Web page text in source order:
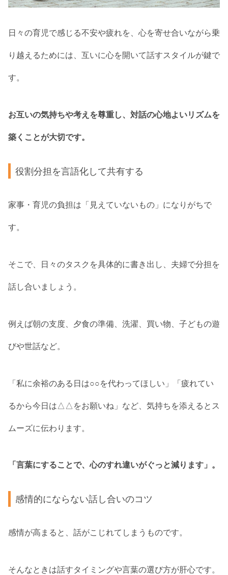
日々の育児で感じる不安や疲れを、心を寄せ合いながら乗
り越えるためには、互いに心を開いて話すスタイルが鍵で
す。
お互いの気持ちや考えを尊重し、対話の心地よいリズムを
築くことが大切です。
役割分担を言語化して共有する
家事・育児の負担は「見えていないもの」になりがちで
す。
そこで、日々のタスクを具体的に書き出し、夫婦で分担を
話し合いましょう。
例えば朝の支度、夕食の準備、洗濯、買い物、子どもの遊
びや世話など。
「私に余裕のある日は○○を代わってほしい」「疲れてい
るから今日は△△をお願いね」など、気持ちを添えるとス
ムーズに伝わります。
「言葉にすることで、心のすれ違いがぐっと減ります」。
感情的にならない話し合いのコツ
感情が高まると、話がこじれてしまうものです。
そんなときは話すタイミングや言葉の選び方が肝心です。